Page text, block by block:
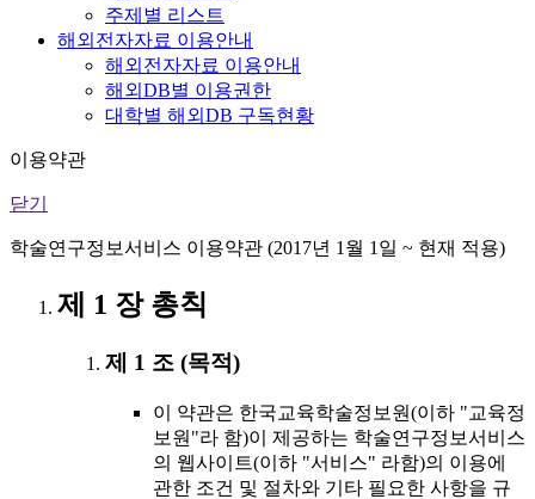
주제별 리스트
해외전자자료 이용안내
해외전자자료 이용안내
해외DB별 이용권한
대학별 해외DB 구독현황
이용약관
닫기
학술연구정보서비스 이용약관 (2017년 1월 1일 ~ 현재 적용)
제 1 장 총칙
제 1 조 (목적)
이 약관은 한국교육학술정보원(이하 "교육정
보원"라 함)이 제공하는 학술연구정보서비스
의 웹사이트(이하 "서비스" 라함)의 이용에
관한 조건 및 절차와 기타 필요한 사항을 규